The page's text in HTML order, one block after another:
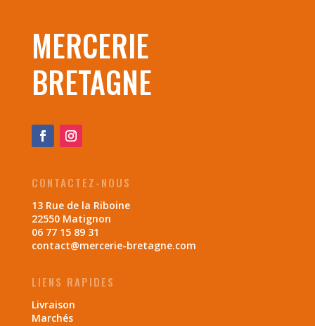
MERCERIE
BRETAGNE
CONTACTEZ-NOUS
13 Rue de la Riboine
22550 Matignon
06 77 15 89 31
contact@mercerie-bretagne.com
LIENS RAPIDES
Livraison
Marchés